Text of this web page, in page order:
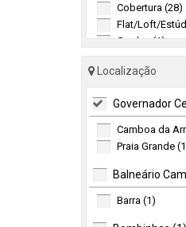
Cobertura (28)
Flat/Loft/
Garden (1)
Lote/Terreno
Sobrado (2)
Misto (8)
Residencial e
Sitio / Chacára
Comercial (4)
Comercial (1)
Localização
Governador
Camboa da
Praia Grande
Balneário
Barra (1)